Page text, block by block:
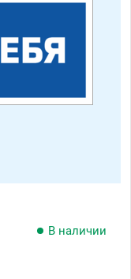
В наличии